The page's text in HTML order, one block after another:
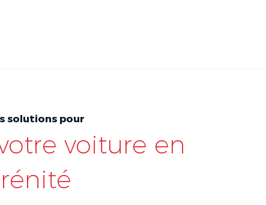
solutions pour
voiture en